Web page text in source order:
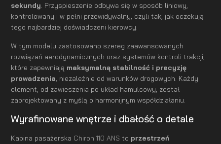
sekundy . Przyspieszenie odbywa się w sposób liniowy,
kontrolowany i w pełni przewidywalny, czyli tak, jak oczekują
tego najbardziej doświadczeni kierowcy.
W tym modelu zastosowano szereg zaawansowanych
rozwiązań aerodynamicznych oraz systemów kontroli trakcji,
które zapewniają maksymalną stabilność i precyzję
prowadzenia , niezależnie od warunków drogowych. Każdy
element, od zawieszenia po układ hamulcowy, został
zaprojektowany z myślą o harmonijnym współdziałaniu.
Wyrafinowane wnętrze i dbałość o detale
Kabina pasażerska Chiron 110 ANS to przestrzeń